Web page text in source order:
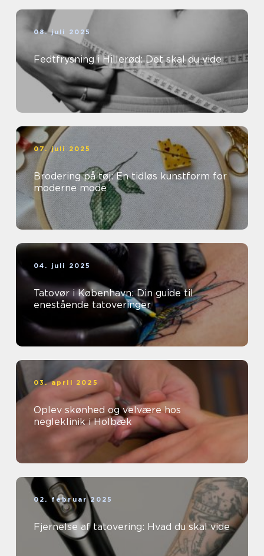
08. juli 2025
Fedtfrysning i Hillerød: Det skal du vide
07. juli 2025
Brodering på tøj: En tidløs kunstform for
moderne mode
04. juli 2025
Tatovør i København: Din guide til
enestående tatoveringer
03. april 2025
Oplev skønhed og velvære hos
negleklinik i Holbæk
02. februar 2025
Fjernelse af tatovering: Hvad du skal vide